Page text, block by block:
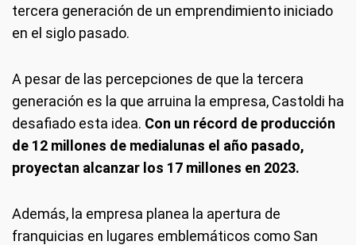
tercera generación de un emprendimiento iniciado
en el siglo pasado.
A pesar de las percepciones de que la tercera
generación es la que arruina la empresa, Castoldi ha
desafiado esta idea. Con un récord de producción
de 12 millones de medialunas el año pasado,
proyectan alcanzar los 17 millones en 2023.
Además, la empresa planea la apertura de
franquicias en lugares emblemáticos como San